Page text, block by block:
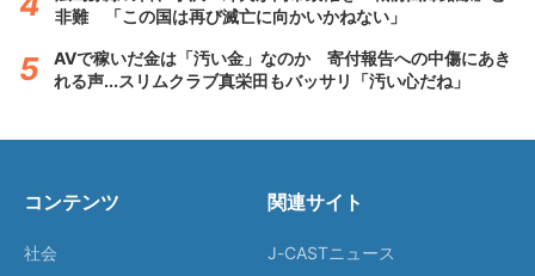
非難 「この国は再び滅亡に向かいかねない」
AVで稼いだ金は「汚い金」なのか 寄付報告への中傷にあき
れる声...スリムクラブ真栄田もバッサリ「汚い心だね」
コンテンツ
社会
関連サイト
J-CASTニュース